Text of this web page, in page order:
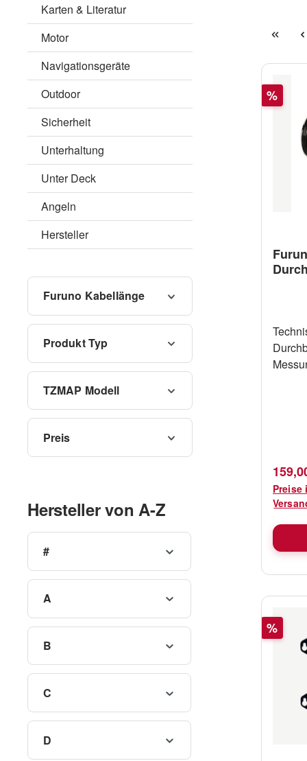
Karten & Literatur
Motor
Navigationsgeräte
Outdoor
Sicherheit
Unterhaltung
Unter Deck
Angeln
Hersteller
Furuno Kabellänge
Produkt Typ
TZMAP Modell
Preis
Hersteller von A-Z
#
A
B
C
D
Rabatt
%
Messung
Preise
Rabatt
%